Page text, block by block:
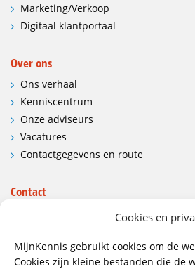
Cookies en
MijnKennis gebruikt cookies om de
Cookies zijn kleine bestanden die de
Marketing/Verkoop
Digitaal klantportaal
Over ons
Ons verhaal
Kenniscentrum
Onze adviseurs
Vacatures
Contactgegevens en route
Contact
Wij hebben vestigingen in:
085 - 485 4111